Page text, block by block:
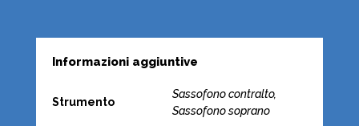
Informazioni aggiuntive
Strumento
Sassofono contralto,
Sassofono soprano